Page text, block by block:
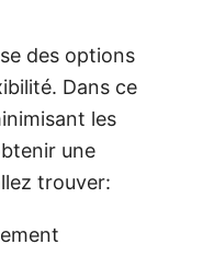
des options
Dans ce
les
une
trouver: